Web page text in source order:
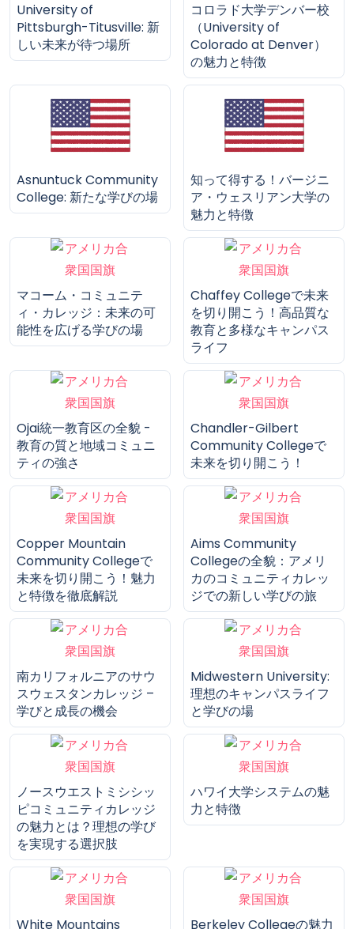
University of
Pittsburgh-Titusville: 新
しい未来が待つ場所
コロラド大学デンバー校
（University of
Colorado at Denver）
の魅力と特徴
Asnuntuck Community
College: 新たな学びの場
知って得する！バージニ
ア・ウェスリアン大学の
魅力と特徴
マコーム・コミュニテ
ィ・カレッジ：未来の可
能性を広げる学びの場
Chaffey Collegeで未来
を切り開こう！高品質な
教育と多様なキャンパス
ライフ
Ojai統一教育区の全貌 -
教育の質と地域コミュニ
ティの強さ
Chandler-Gilbert
Community Collegeで
未来を切り開こう！
Copper Mountain
Community Collegeで
未来を切り開こう！魅力
と特徴を徹底解説
Aims Community
Collegeの全貌：アメリ
カのコミュニティカレッ
ジでの新しい学びの旅
南カリフォルニアのサウ
スウェスタンカレッジ –
学びと成長の機会
Midwestern University: